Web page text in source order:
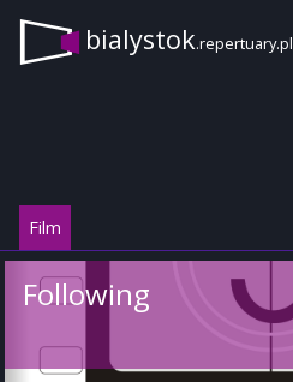
bialystok.repertuary.pl
Film
Following